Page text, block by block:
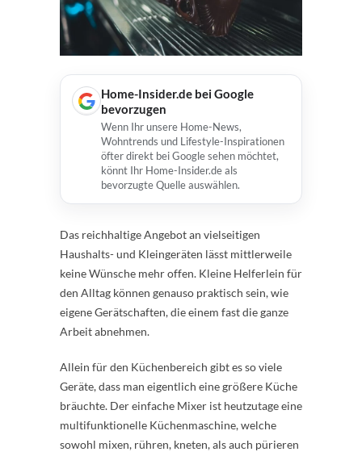
Home-Insider.de bei Google
bevorzugen
Wenn Ihr unsere Home-News,
Wohntrends und Lifestyle-Inspirationen
öfter direkt bei Google sehen möchtet,
könnt Ihr Home-Insider.de als
bevorzugte Quelle auswählen.
Das reichhaltige Angebot an vielseitigen
Haushalts- und Kleingeräten lässt mittlerweile
keine Wünsche mehr offen. Kleine Helferlein für
den Alltag können genauso praktisch sein, wie
eigene Gerätschaften, die einem fast die ganze
Arbeit abnehmen.
Allein für den Küchenbereich gibt es so viele
Geräte, dass man eigentlich eine größere Küche
bräuchte. Der einfache Mixer ist heutzutage eine
multifunktionelle Küchenmaschine, welche
sowohl mixen, rühren, kneten, als auch pürieren